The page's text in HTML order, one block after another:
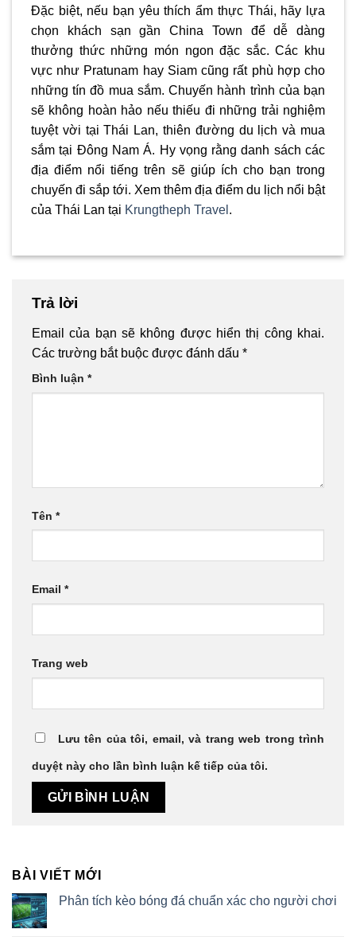
Đặc biệt, nếu bạn yêu thích ẩm thực Thái, hãy lựa
chọn khách sạn gần China Town để dễ dàng
thưởng thức những món ngon đặc sắc. Các khu
vực như Pratunam hay Siam cũng rất phù hợp cho
những tín đồ mua sắm. Chuyến hành trình của bạn
sẽ không hoàn hảo nếu thiếu đi những trải nghiệm
tuyệt vời tại Thái Lan, thiên đường du lịch và mua
sắm tại Đông Nam Á. Hy vọng rằng danh sách các
địa điểm nổi tiếng trên sẽ giúp ích cho bạn trong
chuyến đi sắp tới. Xem thêm địa điểm du lịch nổi bật
của Thái Lan tại Krungtheph Travel .
Trả lời
Email của bạn sẽ không được hiển thị công khai.
Các trường bắt buộc được đánh dấu *
Bình luận *
Tên *
Email *
Trang web
Lưu tên của tôi, email, và trang web trong trình
duyệt này cho lần bình luận kế tiếp của tôi.
BÀI VIẾT MỚI
Phân tích kèo bóng đá chuẩn xác cho người chơi